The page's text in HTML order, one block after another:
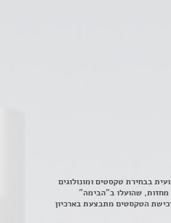
בבחירת טקסטים ומונולוגים
(מתוך למעלה מ – 3500 מחזות, שהועלו ב"הבימה"
הטקסטים מתבצעת בארכיון